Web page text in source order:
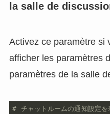
la salle de
Activez ce paramètre si
afficher les paramètres
paramètres de la salle
# チャットルームの通知設定を